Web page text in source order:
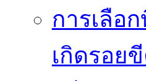
การเลือ
เกิดรอย